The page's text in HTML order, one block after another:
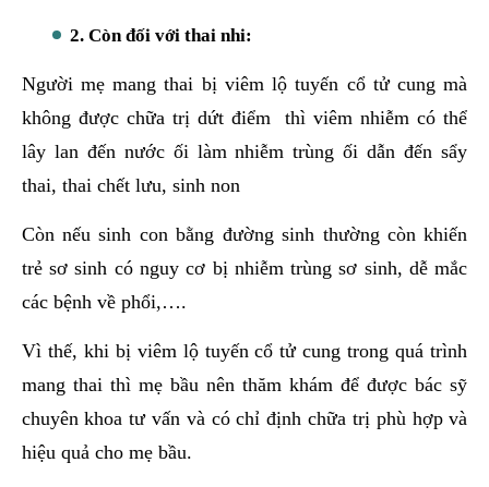
2. Còn đối với thai nhi:
Người mẹ mang thai bị viêm lộ tuyến cổ tử cung mà
không được chữa trị dứt điểm thì viêm nhiễm có thể
lây lan đến nước ối làm nhiễm trùng ối dẫn đến sẩy
thai, thai chết lưu, sinh non
Còn nếu sinh con bằng đường sinh thường còn khiến
trẻ sơ sinh có nguy cơ bị nhiễm trùng sơ sinh, dễ mắc
các bệnh về phổi,….
Vì thế, khi bị viêm lộ tuyến cổ tử cung trong quá trình
mang thai thì mẹ bầu nên thăm khám để được bác sỹ
chuyên khoa tư vấn và có chỉ định chữa trị phù hợp và
hiệu quả cho mẹ bầu.